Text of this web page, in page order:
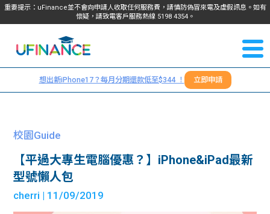
重要提示：uFinance並不會向申請人收取任何服務費，請慎防偽冒來電及虛假訊息。如有
懷疑，請致電客戶服務熱線 5198 4354。
我們
服務
們
＋
想出新iPhone17？每月分期還款低至$344 ！ 立即申請
校園Guide
【平過大專生電腦優惠？】iPhone&iPad最新
型號懶人包
cherri | 11/09/2019